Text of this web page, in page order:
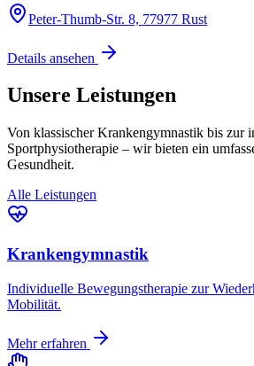
Peter-Thumb-Str. 8, 77977 Rust
Details ansehen
Unsere Leistungen
Von klassischer Krankengymnastik bis zur
Sportphysiotherapie – wir bieten ein
Gesundheit.
Alle Leistungen
Krankengymnastik
Individuelle Bewegungstherapie zur
Mobilität.
Mehr erfahren